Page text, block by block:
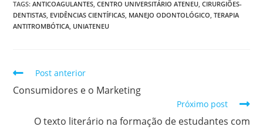
TAGS:ANTICOAGULANTES CENTRO UNIVERSITÁRIO ATENEU CIRURGIÕES-
DENTISTAS EVIDÊNCIAS CIENTÍFICAS MANEJO ODONTOLÓGICO TERAPIA
ANTITROMBÓTICA UNIATENEU
Post anterior
Consumidores e o Marketing
Próximo post
O texto literário na formação de estudantes com